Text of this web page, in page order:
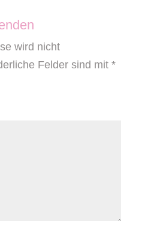
wird nicht
Felder sind mit *